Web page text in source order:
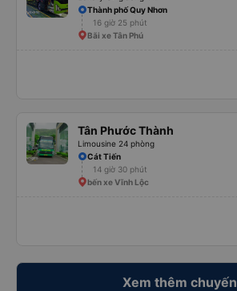
Thành phố Quy Nhơn
16 giờ 25 phút
Bãi xe Tân Phú
Tân Phước Thành
Limousine 24 phòng
Cát Tiến
14 giờ 30 phút
bến xe Vĩnh Lộc
Xem thêm chuyến